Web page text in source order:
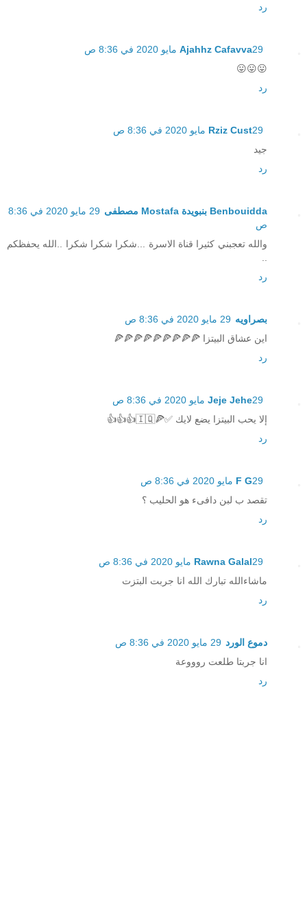
رد
Ajahhz Cafavva29 مايو 2020 في 8:36 ص
😛😛😛
رد
Rziz Cust29 مايو 2020 في 8:36 ص
جيد
رد
Benbouidda بنبويدة Mostafa مصطفى
29 مايو 2020 في 8:36
ص
والله تعجبني كثيرا قناة الاسرة ...شكرا شكرا شكرا ..الله يحفظكم
رد
بصراويه 29 مايو 2020 في 8:36 ص
اين عشاق البيتزا 🍕🍕🍕🍕🍕🍕🍕🍕🍕
رد
Jeje Jehe29 مايو 2020 في 8:36 ص
إلا يحب البيتزا يضع لايك ✅🍕🇮🇶👍👍👍
رد
F G29 مايو 2020 في 8:36 ص
تقصد ب لبن دافىء هو الحليب ؟
رد
Rawna Galal29 مايو 2020 في 8:36 ص
ماشاءالله تبارك الله انا جربت البتزت
رد
دموع الورد 29 مايو 2020 في 8:36 ص
انا جربتا طلعت روووعة
رد